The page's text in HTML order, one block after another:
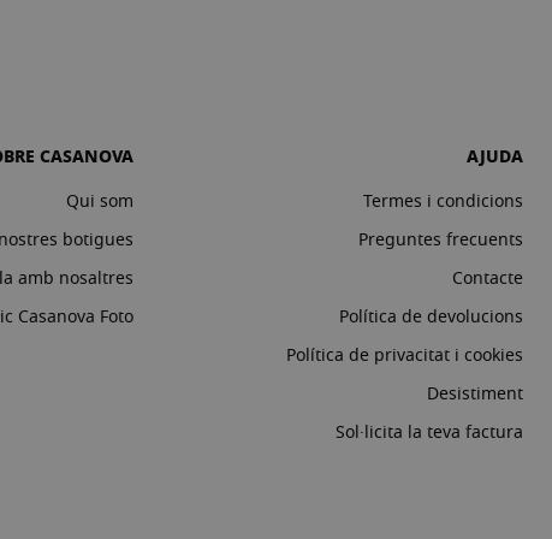
CASANOVA
Qui som
botigues
amb nosaltres
Casanova Foto
AJUDA
Termes i condicions
Preguntes frecuents
Contacte
Política de devolucions
Política de privacitat i cookies
Desistiment
Sol·licita la teva factura